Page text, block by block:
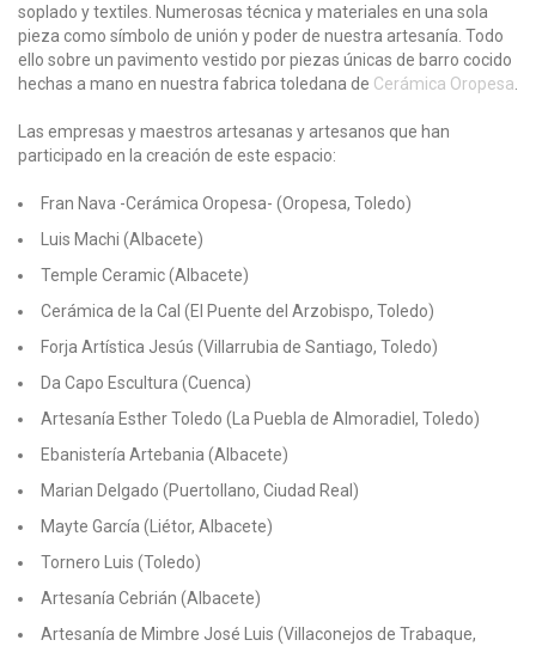
soplado y textiles. Numerosas técnica y materiales en una sola
pieza como símbolo de unión y poder de nuestra artesanía. Todo
ello sobre un pavimento vestido por piezas únicas de barro cocido
hechas a mano en nuestra fabrica toledana de Cerámica Oropesa.
Las empresas y maestros artesanas y artesanos que han
participado en la creación de este espacio:
Fran Nava -Cerámica Oropesa- (Oropesa, Toledo)
Luis Machi (Albacete)
Temple Ceramic (Albacete)
Cerámica de la Cal (El Puente del Arzobispo, Toledo)
Forja Artística Jesús (Villarrubia de Santiago, Toledo)
Da Capo Escultura (Cuenca)
Artesanía Esther Toledo (La Puebla de Almoradiel, Toledo)
Ebanistería Artebania (Albacete)
Marian Delgado (Puertollano, Ciudad Real)
Mayte García (Liétor, Albacete)
Tornero Luis (Toledo)
Artesanía Cebrián (Albacete)
Artesanía de Mimbre José Luis (Villaconejos de Trabaque,